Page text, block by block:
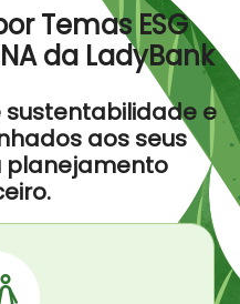
Temas ESG
da LadyBank
e
aos seus
planejamento